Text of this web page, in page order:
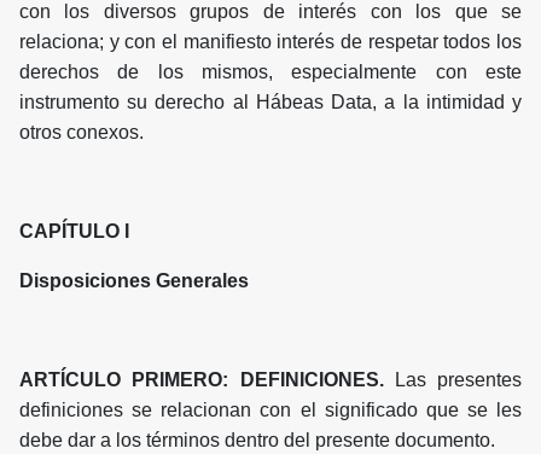
con los diversos grupos de interés con los que se
relaciona; y con el manifiesto interés de respetar todos los
derechos de los mismos, especialmente con este
instrumento su derecho al Hábeas Data, a la intimidad y
otros conexos.
CAPÍTULO I
Disposiciones Generales
ARTÍCULO PRIMERO: DEFINICIONES.Las presentes
definiciones se relacionan con el significado que se les
debe dar a los términos dentro del presente documento.